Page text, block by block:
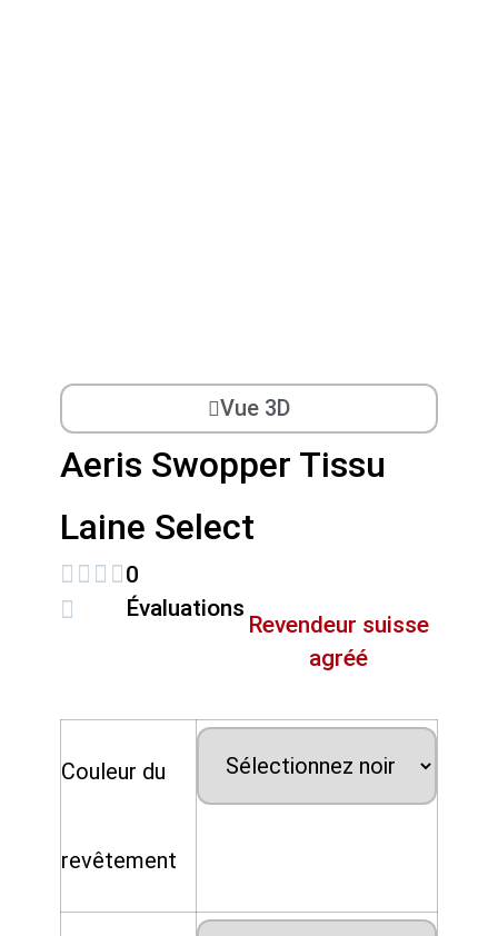
Vue 3D
Aeris Swopper Tissu
Laine Select
0
Évaluations
Revendeur suisse
agréé
Couleur du
revêtement